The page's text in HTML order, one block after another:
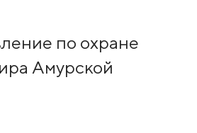
по охране
Амурской